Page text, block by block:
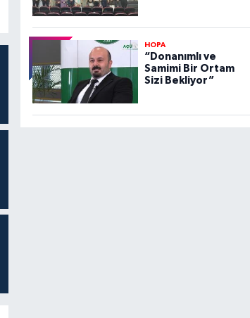
HOPA
“Donanımlı ve
Samimi Bir Ortam
Sizi Bekliyor”